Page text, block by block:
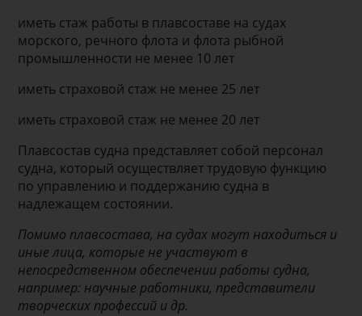
иметь стаж работы в плавсо­ставе на судах
морского, реч­ного флота и флота рыбной
промышленности не менее 10 лет
иметь страховой стаж не ме­нее 25 лет
иметь страховой стаж не ме­нее 20 лет
Плавсостав судна представляет собой персонал
судна, который осуществляет трудовую функцию
по управлению и поддержанию суд­на в
надлежащем состоянии.
Помимо плавсостава, на судах могут находиться и
иные лица, которые не участвуют в
непосредственном обеспечении работы судна,
например: научные работни­ки, представители
творческих профессий и др.